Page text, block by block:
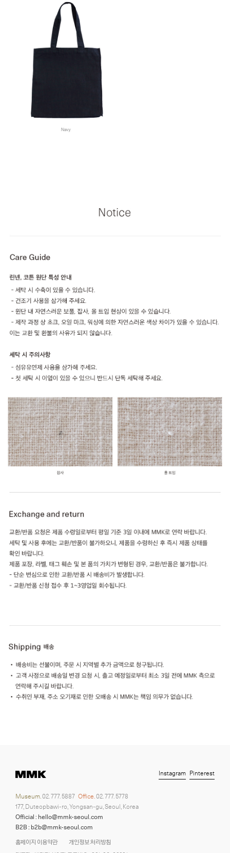
홈페이지 이용약관
개인정보 처리방침
Museum.02. 777. 5887 Office.02. 777. 5778
177, Duteopbawi-ro, Yongsan-gu, Seoul, Korea
Official : hello@mmk-seoul.com
B2B : b2b@mmk-seoul.com
Instagram Pinterest